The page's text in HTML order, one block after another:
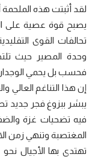
لقد أثبتت هذه الملحمة
يصبح قوة عصية على
تحالفات القوى
وحدة المصير حيث
فحسب بل يحمي
إن هذا التناغم العالي
يبشر ببزوغ فجر جديد
فيه تضحيات غزة
المغتصبة وتنهي زمن
تهتدي بها الأجيال